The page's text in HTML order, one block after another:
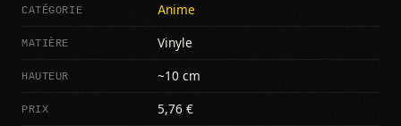
CATÉGORIE Anime
MATIÈRE Vinyle
HAUTEUR ~10 cm
PRIX 5,76 €